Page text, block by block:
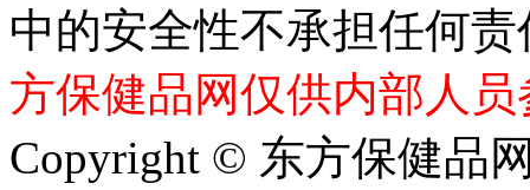
中的安全性不承担任何
方保健品网仅供内部人
Copyright © 东方保健品